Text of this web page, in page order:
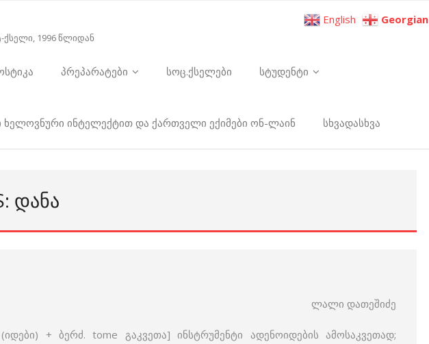
1996 წლიდან
პრეპარატები სოც.ქსელები სტუდენტი
ხელოვნური ინტელექტით და ქართველი ექიმები ონ-ლაინ სხვადასხვა
ᲓᲐᲜᲐ
ლალი დათეშიძე
+ ბერძ. tome გაკვეთა] ინსტრუმენტი ადენოიდების ამოსაკვეთად;
English Georgian